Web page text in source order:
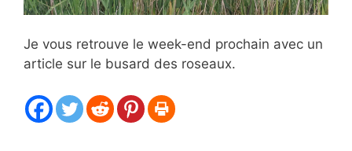
Je vous retrouve le week-end prochain avec un
article sur le busard des roseaux.